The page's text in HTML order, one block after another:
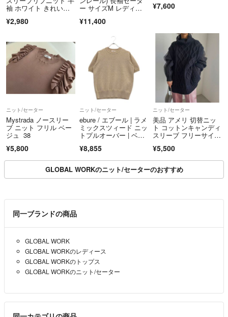
袖 ホワイト きれいめ
¥2,980
ー サイズM レディー
マルチ Vネック
¥11,400
¥7,600
ニット/セーター
Mystrada ノースリー
ブ ニット フリル ベー
ジュ 38
¥5,800
ニット/セーター
ebure / エブール | ラメ
ミックスツィード ニッ
トプルオーバー | ベー
¥8,855
ニット/セーター
美品 アメリ 切替ニッ
ト コットンキャンディ
スリーブ フリーサイ
¥5,500
GLOBAL WORKのニット/セーターのおすすめ
同一ブランドの商品
GLOBAL WORK
GLOBAL WORKのレディース
GLOBAL WORKのトップス
GLOBAL WORKのニット/セーター